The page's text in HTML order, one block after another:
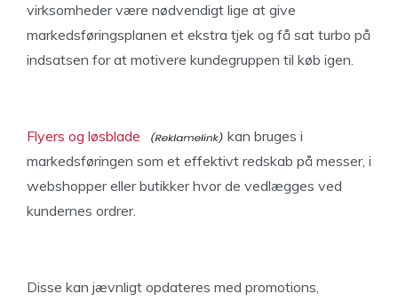
virksomheder være nødvendigt lige at give
markedsføringsplanen et ekstra tjek og få sat turbo på
indsatsen for at motivere kundegruppen til køb igen.
Flyers og løsblade
kan bruges i
markedsføringen som et effektivt redskab på messer, i
webshopper eller butikker hvor de vedlægges ved
kundernes ordrer.
Disse kan jævnligt opdateres med promotions,